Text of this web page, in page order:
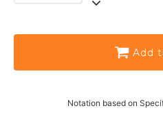
Add
Notation based on